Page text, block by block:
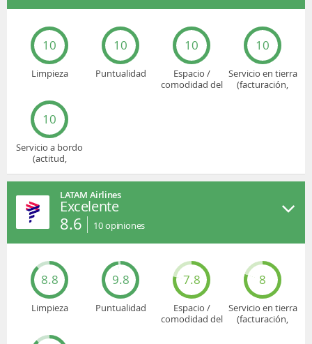
10
Limpieza
10
Puntualidad
10
Espacio /
comodidad del
10
Servicio en tierra
(facturación,
10
Servicio a bordo
(actitud,
LATAM Airlines
Excelente
8.6 10opiniones
8.8
Limpieza
9.8
Puntualidad
7.8
Espacio /
comodidad del
8
Servicio en tierra
(facturación,